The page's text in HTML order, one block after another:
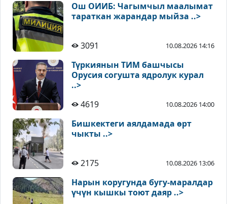
Ош ОИИБ: Чагымчыл маалымат
тараткан жарандар мыйза ..>
3091 10.08.2026 14:16
Түркиянын ТИМ башчысы
Орусия согушта ядролук курал
..>
4619
10.08.2026 14:00
Бишкектеги аялдамада өрт
чыкты ..>
2175 10.08.2026 13:06
Нарын коругунда бугу-маралдар
үчүн кышкы тоют даяр ..>